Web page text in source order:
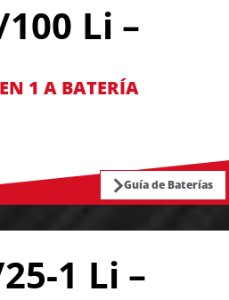
100 Li –
1 A BATERÍA
Guía de Baterías
1 Li –